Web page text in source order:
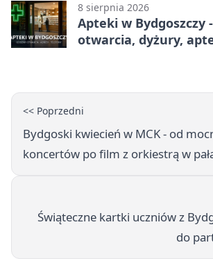
8 sierpnia 2026
Apteki w Bydgoszczy
otwarcia, dyżury,
<< Poprzedni
Bydgoski kwiecień w MCK - od
koncertów po film z orkiestrą w
Świąteczne kartki uczniów z
do